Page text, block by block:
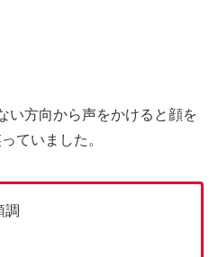
い方向から声をかけると顔を
ていました。
調